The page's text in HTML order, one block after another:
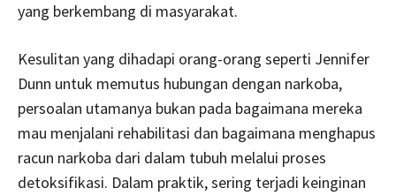
yang berkembang di masyarakat.
Kesulitan yang dihadapi orang-orang seperti Jennifer
Dunn untuk memutus hubungan dengan narkoba,
persoalan utamanya bukan pada bagaimana mereka
mau menjalani rehabilitasi dan bagaimana menghapus
racun narkoba dari dalam tubuh melalui proses
detoksifikasi. Dalam praktik, sering terjadi keinginan